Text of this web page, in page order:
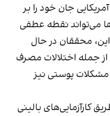
سالانه حدود ۱۲۰ هزار آمریکایی جان خود را بر
می‌تواند نقطه عطفی
این، محققان در حال
از جمله اختلالات مصرف
مشکلات پوستی نیز
کارآزمایی‌های بالینی